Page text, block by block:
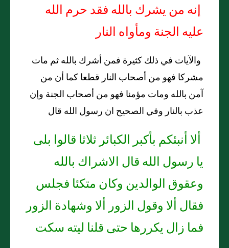
إنه من يشرك بالله فقد حرم الله
عليه الجنة ومأواه النار
والآيات في ذلك كثيرة فمن أشرك بالله ثم مات
مشركا فهو من أصحاب النار قطعا كما أن من
آمن بالله ومات مؤمنا فهو من أصحاب الجنة وإن
عذب بالنار وفي الصحيح ان رسول الله قال
ألا أنبئكم بأكبر الكبائر ثلاثا قالوا بلى
يا رسول الله قال الاشراك بالله
وعقوق الوالدين وكان متكئا فجلس
فقال ألا وقول الزور ألا وشهادة الزور
فما زال يكررها حتى قلنا ليته سكت